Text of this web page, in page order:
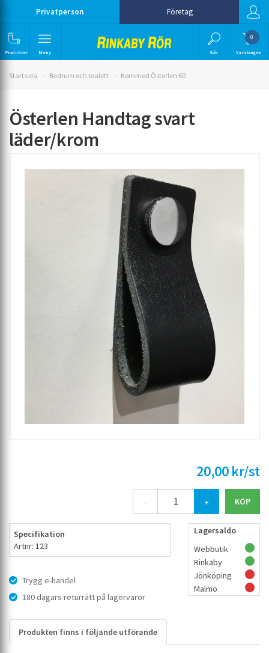
Privatperson Företag
Produkter Meny Sök
0
Varukorgen
Startsida Badrum och toalett Kommod Österlen 60
Österlen Handtag svart
läder/krom
20,00 kr/st
- +
Specifikation
Artnr: 123
Trygg e-handel
180 dagars returrätt på lagervaror
Lagersaldo
Webbutik
Rinkaby
Jönköping
Malmö
Produkten finns i följande utförande